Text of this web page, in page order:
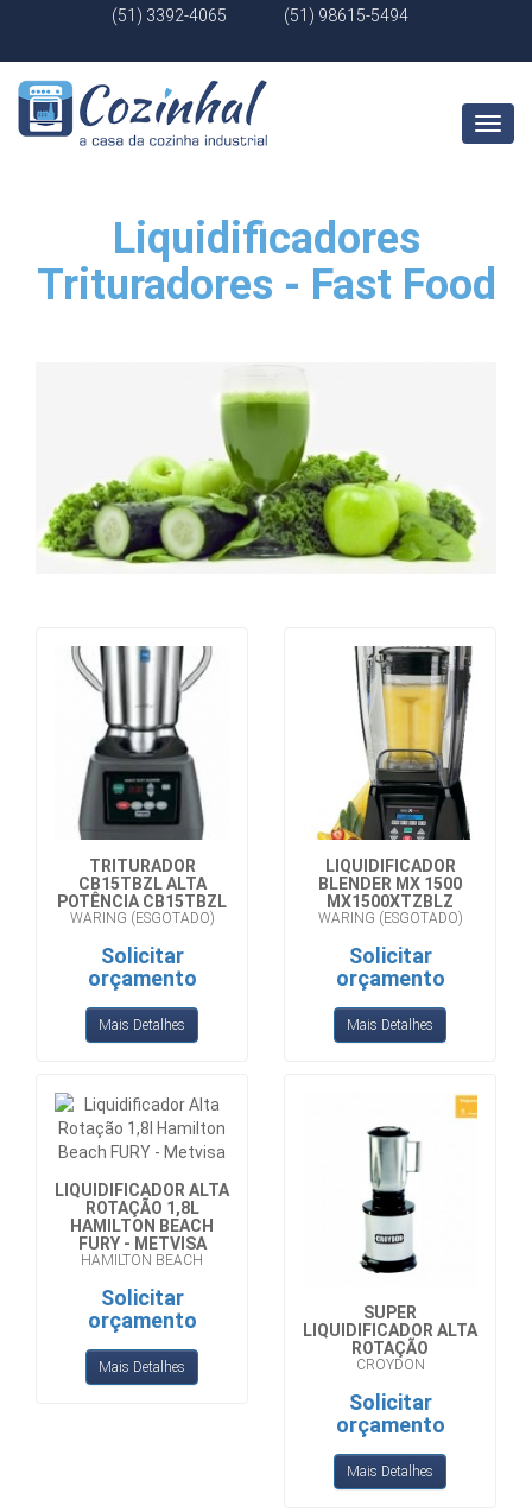
(51) 3392-4065 (51) 98615-5494
Abrir
Menu
Liquidificadores
Trituradores - Fast Food
TRITURADOR
CB15TBZL ALTA
POTÊNCIA CB15TBZL
WARING (ESGOTADO)
Solicitar
orçamento
Mais Detalhes
LIQUIDIFICADOR
BLENDER MX 1500
MX1500XTZBLZ
WARING (ESGOTADO)
Solicitar
orçamento
Mais Detalhes
LIQUIDIFICADOR ALTA
ROTAÇÃO 1,8L
HAMILTON BEACH
FURY - METVISA
HAMILTON BEACH
Solicitar
orçamento
Mais Detalhes
SUPER
LIQUIDIFICADOR ALTA
ROTAÇÃO
CROYDON
Solicitar
orçamento
Mais Detalhes